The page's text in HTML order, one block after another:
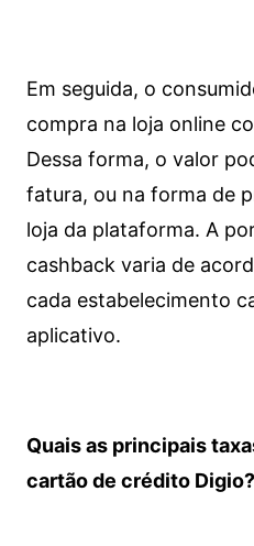
Em seguida, o
compra na loja online
Dessa forma, o valor
fatura, ou na forma de
loja da plataforma. A
cashback varia de
cada estabelecimento
aplicativo.
Quais as principais
cartão de crédito Digio?